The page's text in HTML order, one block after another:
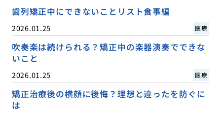
歯列矯正中にできないことリスト食事編
2026.01.25 医療
吹奏楽は続けられる？矯正中の楽器演奏でできな
いこと
2026.01.25 医療
矯正治療後の横顔に後悔？理想と違ったを防ぐに
は